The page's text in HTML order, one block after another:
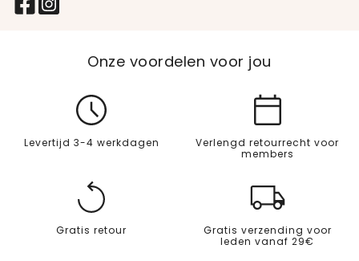
Onze voordelen voor jou
Levertijd 3-4 werkdagen
Verlengd retourrecht voor
members
Gratis retour
Gratis verzending voor
leden vanaf 29€